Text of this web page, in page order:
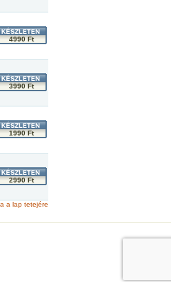
4990 Ft
3990 Ft
1990 Ft
2990 Ft
a lap tetejére